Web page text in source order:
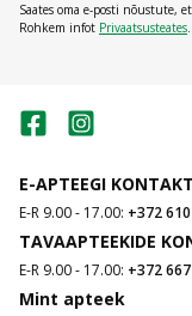
Saates oma e-posti nõustute,
Rohkem infot Privaatsusteates.
E-APTEEGI KONTAKT
E-R 9.00 - 17.00: +372
TAVAAPTEEKIDE
E-R 9.00 - 17.00: +372
Mint apteek